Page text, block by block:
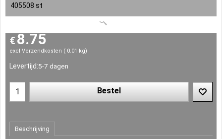
405508 st
€8.75
excl Verzendkosten 0.01 kg
Levertijd:5-7 dagen
Bestel
Beschrijving